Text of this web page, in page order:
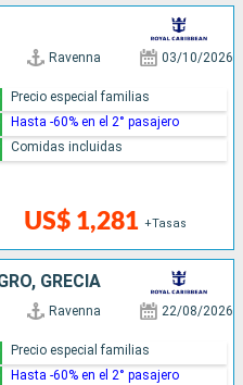
Ravenna 03/10/2026
US$ 1,281 +Tasas
Precio especial familias
Hasta -60% en el 2° pasajero
Comidas incluidas
GRECIA
Ravenna 22/08/2026
Precio especial familias
Hasta -60% en el 2° pasajero